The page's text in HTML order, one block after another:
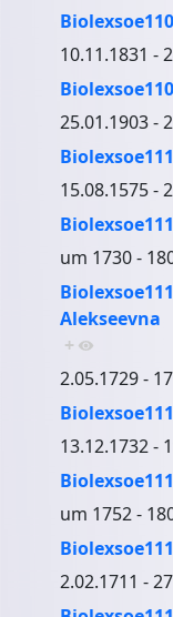
10.11.1831 -
25.01.1903 -
15.08.1575 -
um 1730 -
Alekseevna
+
2.05.1729 -
13.12.1732 -
um 1752 -
2.02.1711 -